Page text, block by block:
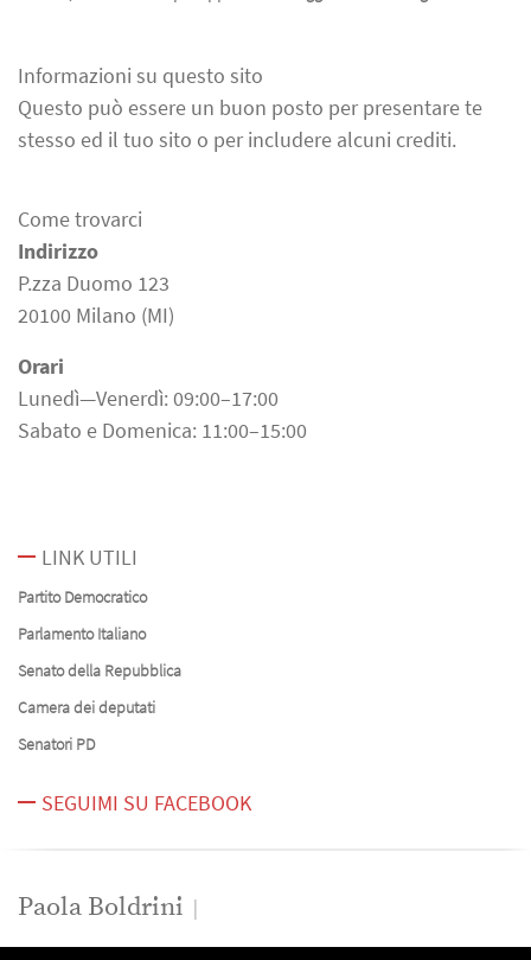
Informazioni su questo sito
Questo può essere un buon posto per presentare te
stesso ed il tuo sito o per includere alcuni crediti.
Come trovarci
Indirizzo
P.zza Duomo 123
20100 Milano (MI)
Orari
Lunedì—Venerdì: 09:00–17:00
Sabato e Domenica: 11:00–15:00
LINK UTILI
Partito Democratico
Parlamento Italiano
Senato della Repubblica
Camera dei deputati
Senatori PD
SEGUIMI SU FACEBOOK
Paola Boldrini
News